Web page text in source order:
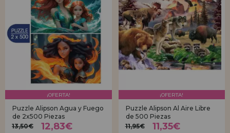
¡OFERTA!
Puzzle Alipson Agua y Fuego
de 2x500 Piezas
13,50€
12,83€
¡OFERTA!
Puzzle Alipson Al Aire Libre
de 500 Piezas
11,95€
11,35€